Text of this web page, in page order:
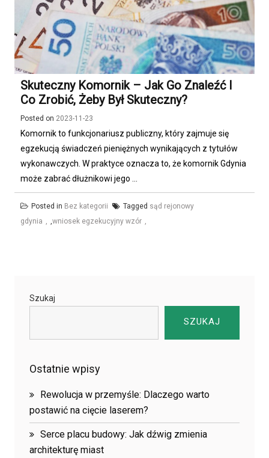
Skuteczny Komornik – Jak Go Znaleźć I
Co Zrobić, Żeby Był Skuteczny?
Posted on 2023-11-23
Komornik to funkcjonariusz publiczny, który zajmuje się
egzekucją świadczeń pieniężnych wynikających z tytułów
wykonawczych. W praktyce oznacza to, że komornik Gdynia
może zabrać dłużnikowi jego ...
Posted in Bez kategorii Tagged sąd rejonowy
gdynia
wniosek egzekucyjny wzór
Szukaj
SZUKAJ
Ostatnie wpisy
Rewolucja w przemyśle: Dlaczego warto
postawić na cięcie laserem?
Serce placu budowy: Jak dźwig zmienia
architekturę miast